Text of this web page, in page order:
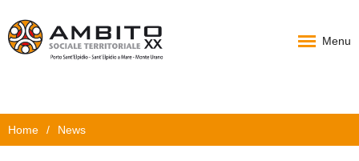
Menu
Home
Chi Siamo
Home / News